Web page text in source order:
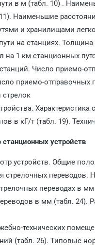
в м (табл. 10) .
Наименьшие
и хранилищами
на станциях.
на 1 км станционных
Число приемо-
приемо-отправочных
стрелок
в кГ/т (табл. 19).
устройств
устройств. Общие
стрелочных переводов.
переводах в
в мм (табл. 24).
технических
(табл. 26). Типовые